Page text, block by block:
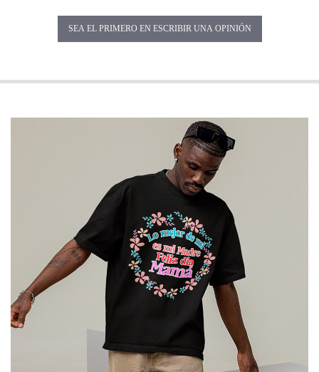
SEA EL PRIMERO EN ESCRIBIR UNA OPINIÓN